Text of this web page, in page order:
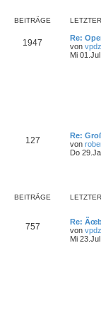
BEITRÄGE
1947
Re:
von
Mi
127
Re:
von
Do
BEITRÄGE
757
Re:
von
Mi